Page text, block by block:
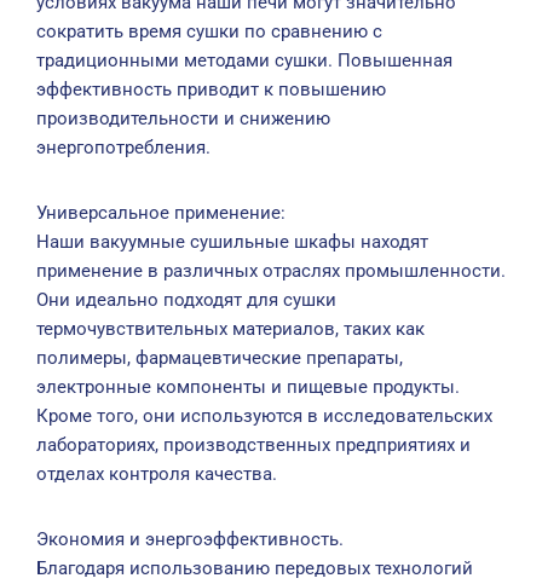
сократить время сушки по сравнению с
традиционными методами сушки. Повышенная
эффективность приводит к повышению
производительности и снижению
энергопотребления.
Универсальное применение:
Наши вакуумные сушильные шкафы находят
применение в различных отраслях промышленности.
Они идеально подходят для сушки
термочувствительных материалов, таких как
полимеры, фармацевтические препараты,
электронные компоненты и пищевые продукты.
Кроме того, они используются в исследовательских
лабораториях, производственных предприятиях и
отделах контроля качества.
Экономия и энергоэффективность.
Благодаря использованию передовых технологий